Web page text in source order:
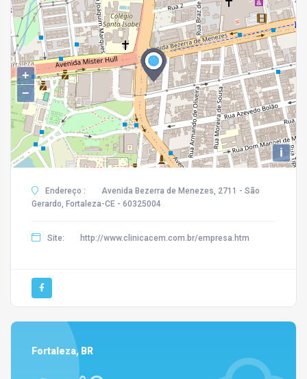
+
−
i
Endereço :
Avenida Bezerra de Menezes, 2711 - São
Gerardo, Fortaleza-CE - 60325004
Site: http://www.clinicacem.com.br/empresa.htm
Fortaleza, BR